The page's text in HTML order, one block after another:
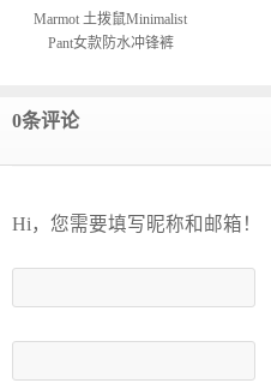
Marmot 土拨鼠Minimalist
Pant女款防水冲锋裤
0条评论
Hi，您需要填写昵称和邮箱！